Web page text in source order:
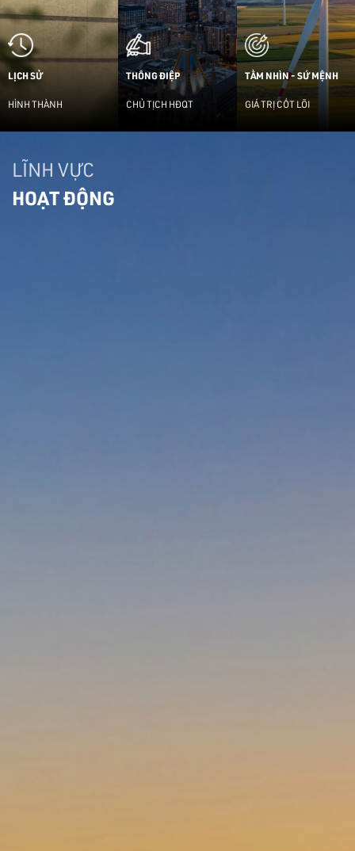
LỊCH SỬ
HÌNH THÀNH
THÔNG ĐIỆP
CHỦ TỊCH HĐQT
TẦM NHÌN - SỨ MỆNH
GIÁ TRỊ CỐT LÕI
LĨNH VỰC
HOẠT ĐỘNG